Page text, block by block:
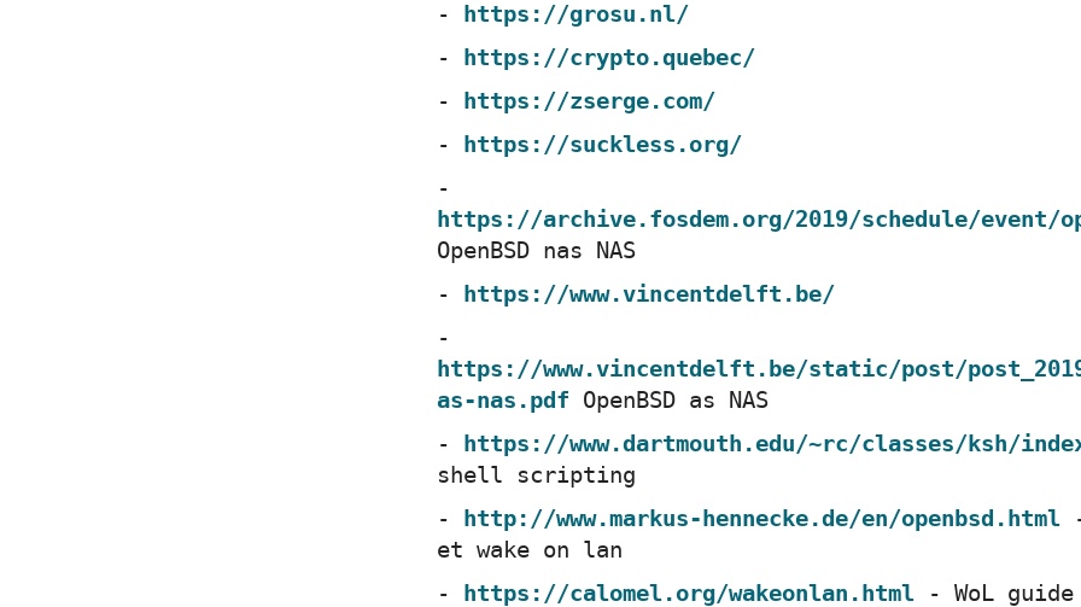
https://grosu.nl/
https://crypto.quebec/
https://zserge.com/
https://suckless.org/
https://archive.fosdem.org/2019/schedule/event/
OpenBSD nas NAS
https://www.vincentdelft.be/
https://www.vincentdelft.be/static/post/
as-nas.pdf OpenBSD as NAS
https://www.dartmouth.edu/~rc/classes/ksh/
shell scripting
http://www.markus-hennecke.de/en/openbsd.html
et wake on lan
https://calomel.org/wakeonlan.html - WoL